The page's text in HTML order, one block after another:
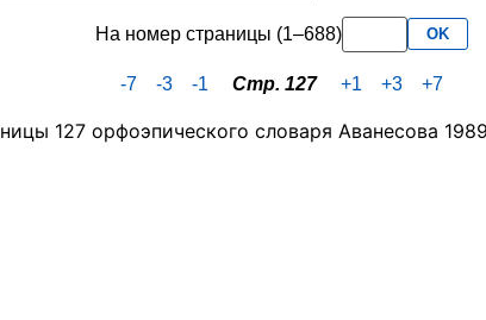
На номер страницы (1–688) OK
-7 -3 -1 Стр. 127 +1 +3 +7